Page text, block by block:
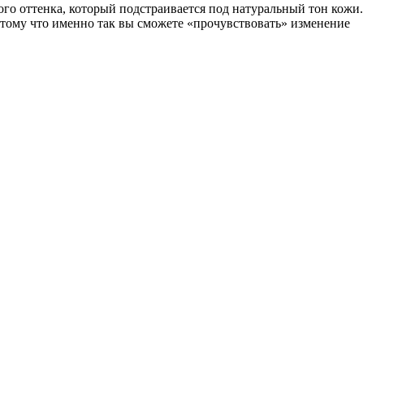
оттенка, который подстраивается под натуральный тон кожи.
что именно так вы сможете «прочувствовать» изменение